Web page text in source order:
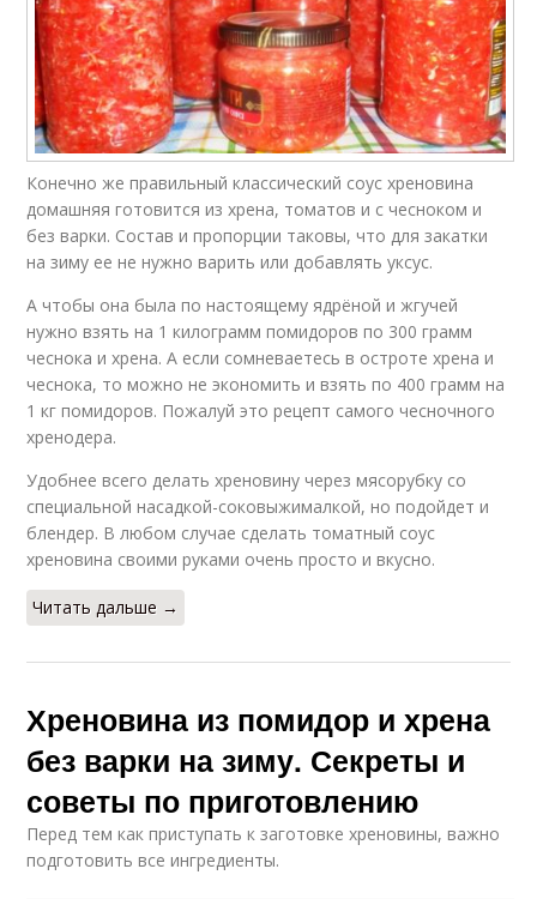
Конечно же правильный классический соус хреновина
домашняя готовится из хрена, томатов и с чесноком и
без варки. Состав и пропорции таковы, что для закатки
на зиму ее не нужно варить или добавлять уксус.
А чтобы она была по настоящему ядрёной и жгучей
нужно взять на 1 килограмм помидоров по 300 грамм
чеснока и хрена. А если сомневаетесь в остроте хрена и
чеснока, то можно не экономить и взять по 400 грамм на
1 кг помидоров. Пожалуй это рецепт самого чесночного
хренодера.
Удобнее всего делать хреновину через мясорубку со
специальной насадкой-соковыжималкой, но подойдет и
блендер. В любом случае сделать томатный соус
хреновина своими руками очень просто и вкусно.
Читать дальше →
Хреновина из помидор и хрена
без варки на зиму. Секреты и
советы по приготовлению
Перед тем как приступать к заготовке хреновины, важно
подготовить все ингредиенты.